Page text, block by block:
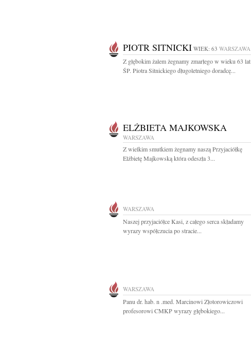
PIOTR SITNICKI WIEK: 63 WARSZAWA
Z głębokim żalem żegnamy zmarłego w wieku 63 lat
ŚP. Piotra Sitnickiego długoletniego doradcę...
ELŻBIETA MAJKOWSKA
WARSZAWA
Z wielkim smutkiem żegnamy naszą Przyjaciółkę
Elżbietę Majkowską która odeszła 3...
WARSZAWA
Naszej przyjaciółce Kasi, z całego serca składamy
wyrazy współczucia po stracie...
WARSZAWA
Panu dr. hab. n .med. Marcinowi Złotorowiczowi
profesorowi CMKP wyrazy głębokiego...